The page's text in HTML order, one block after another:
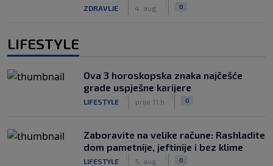
ZDRAVLJE 4. aug. 0
LIFESTYLE
Ova 3 horoskopska znaka najčešće
grade uspješne karijere
LIFESTYLE prije 11 h 0
Zaboravite na velike račune: Rashladite
dom pametnije, jeftinije i bez klime
LIFESTYLE 5. aug. 0